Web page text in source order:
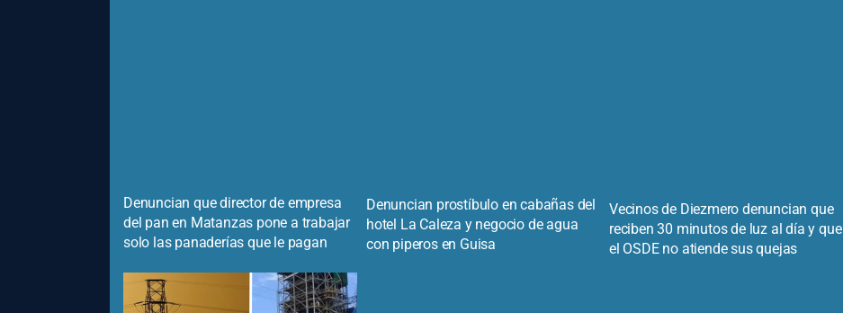
Denuncian que director de empresa
del pan en Matanzas pone a trabajar
solo las panaderías que le pagan
Denuncian prostíbulo en cabañas del
hotel La Caleza y negocio de agua
con piperos en Guisa
Vecinos de Diezmero denuncian que
reciben 30 minutos de luz al día y que
el OSDE no atiende sus quejas